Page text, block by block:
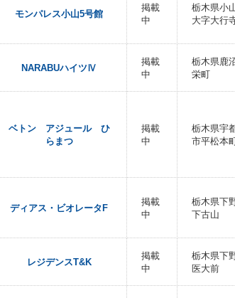
モンパレス小山5号館
掲載
中
栃木県小
大字大行
NARABUハイツⅣ
掲載
中
栃木県鹿
栄町
ベトン アジュール ひ
らまつ
掲載
中
栃木県宇
市平松本
ディアス・ビオレータF
掲載
中
栃木県下
下古山
レジデンスT&K
掲載
中
栃木県下
医大前